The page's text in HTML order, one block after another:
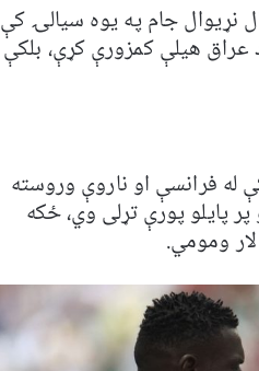
نړیوال جام په یوه سیالۍ کې
عراق هیلې کمزورې کړې، بلکې
فرانسې او ناروې وروسته
پایلو پورې تړلی وي، ځکه
ومومي.